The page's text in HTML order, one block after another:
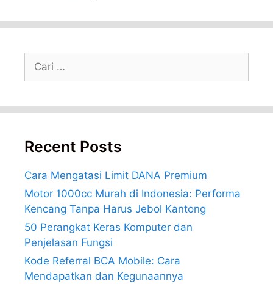
untuk:
Recent Posts
Cara Mengatasi Limit DANA Premium
Motor 1000cc Murah di Indonesia: Performa
Kencang Tanpa Harus Jebol Kantong
50 Perangkat Keras Komputer dan
Penjelasan Fungsi
Kode Referral BCA Mobile: Cara
Mendapatkan dan Kegunaannya